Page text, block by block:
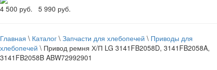
4 500 руб. 5 990 руб.
Главная \ Каталог \ Запчасти для хлебопечей \ Приводы для
хлебопечей \ Привод ремня Х/П LG 3141FB2058D, 3141FB2058A,
3141FB2058B ABW72992901